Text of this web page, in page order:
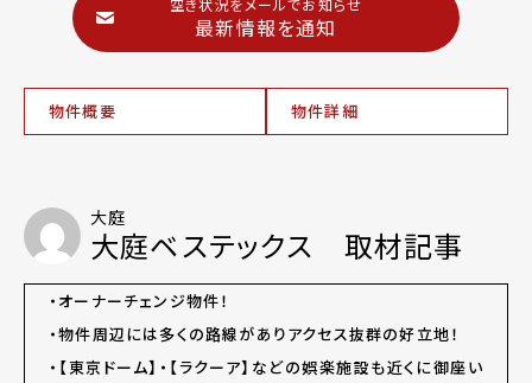
空き状況をメールでお知らせ
最新情報を通知
物件概要 物件詳細
大庭
大庭ベステックス 取材記事
・オーナーチェンジ物件！
・物件周辺には多くの路線がありアクセス抜群の好立地！
・【東京ドーム】・【ラクーア】などの娯楽施設も近くに御座い